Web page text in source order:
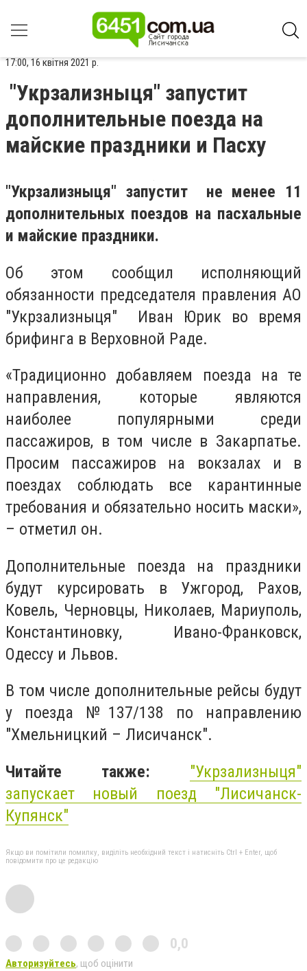
17:00, 16 квітня 2021 р.
"Укрзализныця" запустит
дополнительные поезда на
майские праздники и Пасху
"Укрзализныця" запустит не менее 11
дополнительных поездов на пасхальные
и майские праздники.
Об этом сообщил исполняющий
обязанности председателя правления АО
"Укрзализныця" Иван Юрик во время
брифинга в Верховной Раде.
«Традиционно добавляем поезда на те
направления, которые являются
наиболее популярными среди
пассажиров, в том числе в Закарпатье.
Просим пассажиров на вокзалах и в
поездах соблюдать все карантинные
требования и обязательно носить маски»,
– отметил он.
Дополнительные поезда на праздники
будут курсировать в Ужгород, Рахов,
Ковель, Черновцы, Николаев, Мариуполь,
Константиновку, Ивано-Франковск,
Одессу и Львов.
В том числе дополнительные рейсы будут
у поезда №137/138 по направлению
"Хмельницкий – Лисичанск".
Читайте также: "Укрзализныця"
запускает новый поезд "Лисичанск-
Купянск"
Якщо ви помітили помилку, виділіть необхідний текст і натисніть Ctrl + Enter, щоб
повідомити про це редакцію
0,0
Авторизуйтесь, щоб оцінити